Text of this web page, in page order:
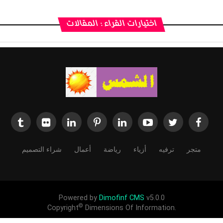
اختيارات القراء : المقالات
متجر ترفيه أزياء رياضة أعمال شراء التصميم
Powered by Dimofinf CMS v5.0.0
Copyright© Dimensions Of Information.